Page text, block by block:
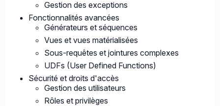
Gestion des exceptions
Fonctionnalités avancées
Générateurs et séquences
Vues et vues matérialisées
Sous-requêtes et jointures complexes
UDFs (User Defined Functions)
Sécurité et droits d'accès
Gestion des utilisateurs
Rôles et privilèges